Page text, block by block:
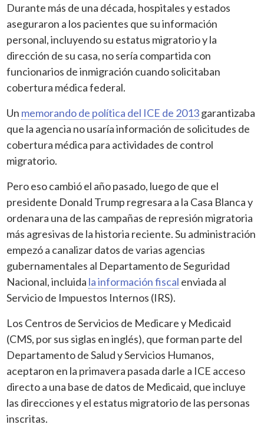
Durante más de una década, hospitales y estados
aseguraron a los pacientes que su información
personal, incluyendo su estatus migratorio y la
dirección de su casa, no sería compartida con
funcionarios de inmigración cuando solicitaban
cobertura médica federal.
Un memorando de política del ICE de 2013garantizaba
que la agencia no usaría información de solicitudes de
cobertura médica para actividades de control
migratorio.
Pero eso cambió el año pasado, luego de que el
presidente Donald Trump regresara a la Casa Blanca y
ordenara una de las campañas de represión migratoria
más agresivas de la historia reciente. Su administración
empezó a canalizar datos de varias agencias
gubernamentales al Departamento de Seguridad
Nacional, incluida la información fiscal enviada al
Servicio de Impuestos Internos (IRS).
Los Centros de Servicios de Medicare y Medicaid
(CMS, por sus siglas en inglés), que forman parte del
Departamento de Salud y Servicios Humanos,
aceptaron en la primavera pasada darle a ICE acceso
directo a una base de datos de Medicaid, que incluye
las direcciones y el estatus migratorio de las personas
inscritas.